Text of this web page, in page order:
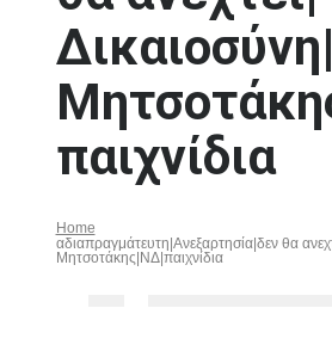
Δικαιοσύνη|
παιχνίδια
Home
αδιαπραγμάτευτη|Ανεξαρτησία|δεν θα
Μητσοτάκης|ΝΔ|παιχνίδια